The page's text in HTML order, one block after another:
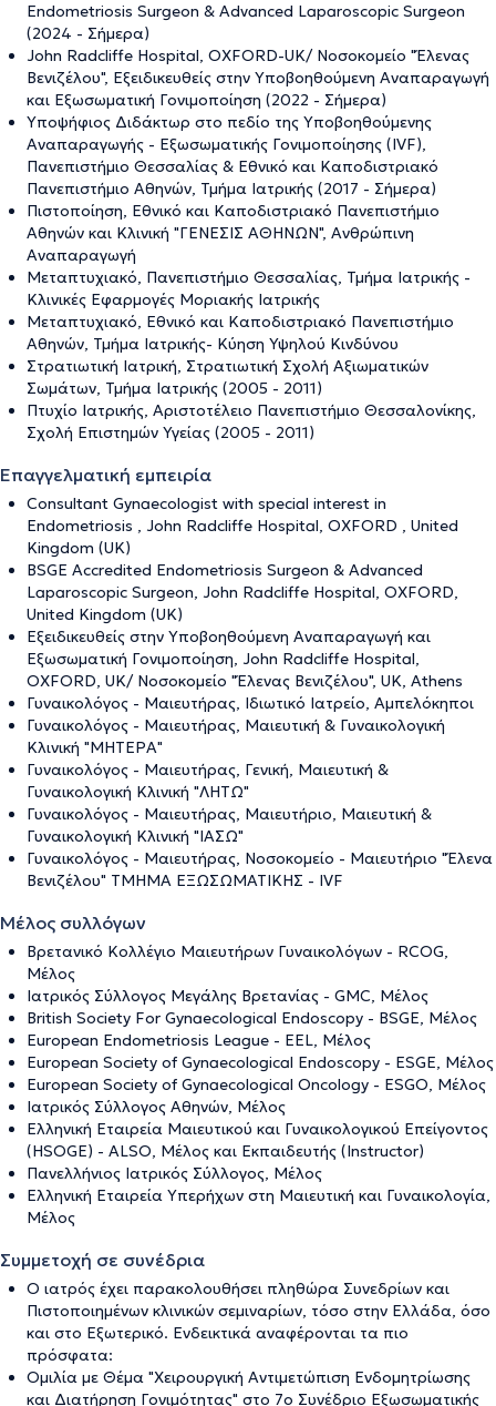
Endometriosis Surgeon & Advanced Laparoscopic Surgeon
(2024 - Σήμερα)
John Radcliffe Hospital, OXFORD-UK/ Νοσοκομείο "Έλενας
Βενιζέλου", Εξειδικευθείς στην Υποβοηθούμενη Αναπαραγωγή
και Εξωσωματική Γονιμοποίηση (2022 - Σήμερα)
Υποψήφιος Διδάκτωρ στο πεδίο της Υποβοηθούμενης
Αναπαραγωγής - Εξωσωματικής Γονιμοποίησης (IVF),
Πανεπιστήμιο Θεσσαλίας & Εθνικό και Καποδιστριακό
Πανεπιστήμιο Αθηνών, Τμήμα Ιατρικής (2017 - Σήμερα)
Πιστοποίηση, Εθνικό και Καποδιστριακό Πανεπιστήμιο
Αθηνών και Κλινική "ΓΕΝΕΣΙΣ ΑΘΗΝΩΝ", Ανθρώπινη
Αναπαραγωγή
Μεταπτυχιακό, Πανεπιστήμιο Θεσσαλίας, Τμήμα Ιατρικής -
Κλινικές Εφαρμογές Μοριακής Ιατρικής
Μεταπτυχιακό, Εθνικό και Καποδιστριακό Πανεπιστήμιο
Αθηνών, Τμήμα Ιατρικής- Κύηση Υψηλού Κινδύνου
Στρατιωτική Ιατρική, Στρατιωτική Σχολή Αξιωματικών
Σωμάτων, Τμήμα Ιατρικής (2005 - 2011)
Πτυχίο Ιατρικής, Αριστοτέλειο Πανεπιστήμιο Θεσσαλονίκης,
Σχολή Επιστημών Υγείας (2005 - 2011)
Επαγγελματική εμπειρία
Consultant Gynaecologist with special interest in
Endometriosis , John Radcliffe Hospital, OXFORD , United
Kingdom (UK)
BSGE Accredited Endometriosis Surgeon & Advanced
Laparoscopic Surgeon, John Radcliffe Hospital, OXFORD,
United Kingdom (UK)
Εξειδικευθείς στην Υποβοηθούμενη Αναπαραγωγή και
Εξωσωματική Γονιμοποίηση, John Radcliffe Hospital,
OXFORD, UK/ Νοσοκομείο "Έλενας Βενιζέλου", UK, Athens
Γυναικολόγος - Μαιευτήρας, Iδιωτικό Iατρείο, Αμπελόκηποι
Γυναικολόγος - Μαιευτήρας, Μαιευτική & Γυναικολογική
Κλινική "ΜΗΤΕΡΑ"
Γυναικολόγος - Μαιευτήρας, Γενική, Μαιευτική &
Γυναικολογική Κλινική "ΛΗΤΩ"
Γυναικολόγος - Μαιευτήρας, Μαιευτήριο, Μαιευτική &
Γυναικολογική Κλινική "ΙΑΣΩ"
Γυναικολόγος - Μαιευτήρας, Νοσοκομείο - Μαιευτήριο "Έλενα
Βενιζέλου" ΤΜΗΜΑ ΕΞΩΣΩΜΑΤΙΚΗΣ - IVF
Μέλος συλλόγων
Βρετανικό Κολλέγιο Μαιευτήρων Γυναικολόγων - RCOG,
Μέλος
Ιατρικός Σύλλογος Μεγάλης Βρετανίας - GMC, Μέλος
British Society For Gynaecological Endoscopy - BSGE, Μέλος
European Endometriosis League - EEL, Μέλος
European Society of Gynaecological Endoscopy - ESGE, Μέλος
European Society of Gynaecological Oncology - ESGO, Μέλος
Ιατρικός Σύλλογος Αθηνών, Μέλος
Ελληνική Εταιρεία Μαιευτικού και Γυναικολογικού Επείγοντος
(HSOGE) - ΑLSO, Μέλος και Εκπαιδευτής (Instructor)
Πανελλήνιος Ιατρικός Σύλλογος, Μέλος
Ελληνική Εταιρεία Υπερήχων στη Μαιευτική και Γυναικολογία,
Μέλος
Συμμετοχή σε συνέδρια
Ο ιατρός έχει παρακολουθήσει πληθώρα Συνεδρίων και
Πιστοποιημένων κλινικών σεμιναρίων, τόσο στην Ελλάδα, όσο
και στο Εξωτερικό. Ενδεικτικά αναφέρονται τα πιο
πρόσφατα:
Ομιλία με Θέμα "Χειρουργική Αντιμετώπιση Ενδομητρίωσης
και Διατήρηση Γονιμότητας" στο 7ο Συνέδριο Εξωσωματικής